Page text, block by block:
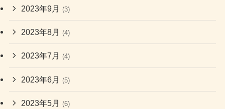
2023年9月 (3)
2023年8月 (4)
2023年7月 (4)
2023年6月 (5)
2023年5月 (6)